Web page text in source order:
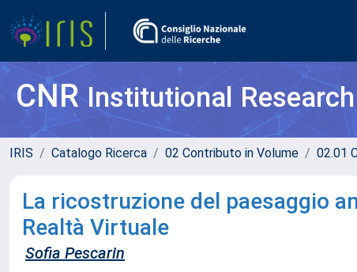
CNRInstitutional
IRIS Catalogo Ricerca 02 Contributo in Volume 02.01
La ricostruzione del paesaggio
Realtà Virtuale
Sofia Pescarin